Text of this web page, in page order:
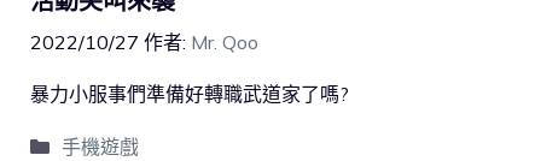
2022/10/27 作者: Mr. Qoo
暴力小服事們準備好轉職武道家了嗎?
手機遊戲